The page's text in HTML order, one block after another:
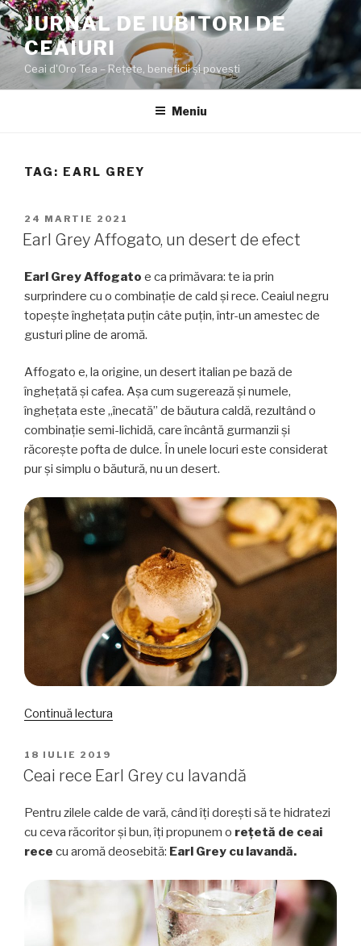
Sari
la
conținut
JURNAL DE IUBITORI DE
CEAIURI
Ceai d'Oro Tea – Rețete, beneficii şi poveşti
Meniu
TAG: EARL GREY
PUBLICAT
PE
24 MARTIE 2021
Earl Grey Affogato, un desert de efect
Earl Grey Affogato e ca primăvara: te ia prin
surprindere cu o combinație de cald și rece. Ceaiul negru
topește înghețata puțin câte puțin, într-un amestec de
gusturi pline de aromă.
Affogato e, la origine, un desert italian pe bază de
înghețată și cafea. Așa cum sugerează și numele,
înghețata este „înecată” de băutura caldă, rezultând o
combinație semi-lichidă, care încântă gurmanzii și
răcorește pofta de dulce. În unele locuri este considerat
pur și simplu o băutură, nu un desert.
Continuă lectura
un
de
efect”
PUBLICAT
PE
18 IULIE 2019
Ceai rece Earl Grey cu lavandă
Pentru zilele calde de vară, când îți dorești să te hidratezi
cu ceva răcoritor și bun, îți propunem o rețetă de ceai
rece cu aromă deosebită: Earl Grey cu lavandă.